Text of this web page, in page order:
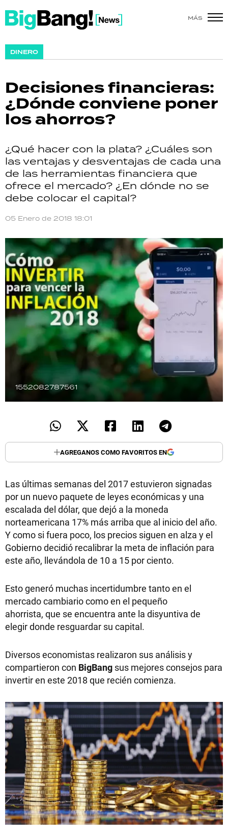
MÁS
DINERO
Decisiones financieras:
¿Dónde conviene poner
los ahorros?
¿Qué hacer con la plata? ¿Cuáles son
las ventajas y desventajas de cada una
de las herramientas financiera que
ofrece el mercado? ¿En dónde no se
debe colocar el capital?
05 Enero de 2018 18:01
1552082787561
AGREGANOS COMO FAVORITOS EN
Las últimas semanas del 2017 estuvieron signadas
por un nuevo paquete de leyes económicas y una
escalada del dólar, que dejó a la moneda
norteamericana 17% más arriba que al inicio del año.
Y como si fuera poco, los precios siguen en alza y el
Gobierno decidió recalibrar la meta de inflación para
este año, llevándola de 10 a 15 por ciento.
Esto generó muchas incertidumbre tanto en el
mercado cambiario como en el pequeño
ahorrista, que se encuentra ante la disyuntiva de
elegir donde resguardar su capital.
Diversos economistas realizaron sus análisis y
compartieron con BigBang sus mejores consejos para
invertir en este 2018 que recién comienza.
SHOW
ACTUALIDAD
POLICIALES
ECONOMÍA
GRAN HERMANO
SALUD
DEPORTES
TECNOLOGÍA
RECETAS
PALABRAS
HORÓSCOPO
Seguinos